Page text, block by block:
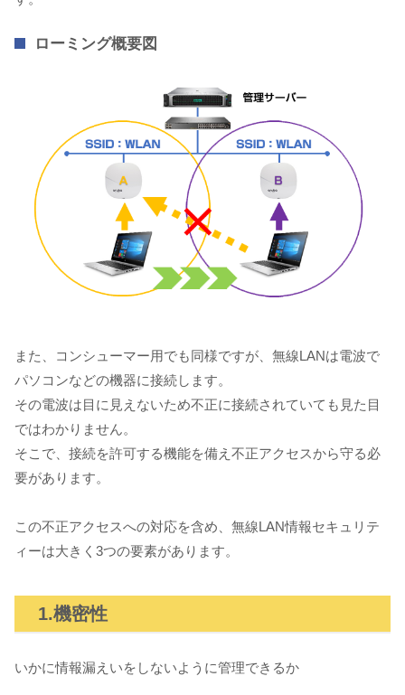
ローミング概要図
また、コンシューマー用でも同様ですが、無線LANは電波で
パソコンなどの機器に接続します。
その電波は目に見えないため不正に接続されていても見た目
ではわかりません。
そこで、接続を許可する機能を備え不正アクセスから守る必
要があります。
この不正アクセスへの対応を含め、無線LAN情報セキュリテ
ィーは大きく3つの要素があります。
1.機密性
いかに情報漏えいをしないように管理できるか